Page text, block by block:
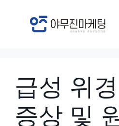
급성 위
증상 및